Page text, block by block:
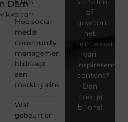
Dam
Hoe social
media
community
management
bijdraagt
aan
merkloyaliteit
Wat
gebeurt er
of
gewoon
het
ontdekken
van
inspirerende
content?
Dan
hoor jij
bij ons!